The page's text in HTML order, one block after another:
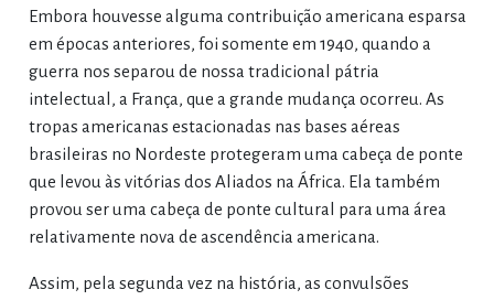
Embora houvesse alguma contribuição americana esparsa
em épocas anteriores, foi somente em 1940, quando a
guerra nos separou de nossa tradicional pátria
intelectual, a França, que a grande mudança ocorreu. As
tropas americanas estacionadas nas bases aéreas
brasileiras no Nordeste protegeram uma cabeça de ponte
que levou às vitórias dos Aliados na África. Ela também
provou ser uma cabeça de ponte cultural para uma área
relativamente nova de ascendência americana.
Assim, pela segunda vez na história, as convulsões